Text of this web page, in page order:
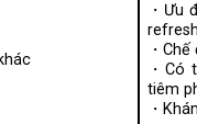
・Ưu
refresh
・
・Có
tiêm
・